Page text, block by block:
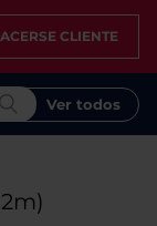
CLIENTE
Ver todos